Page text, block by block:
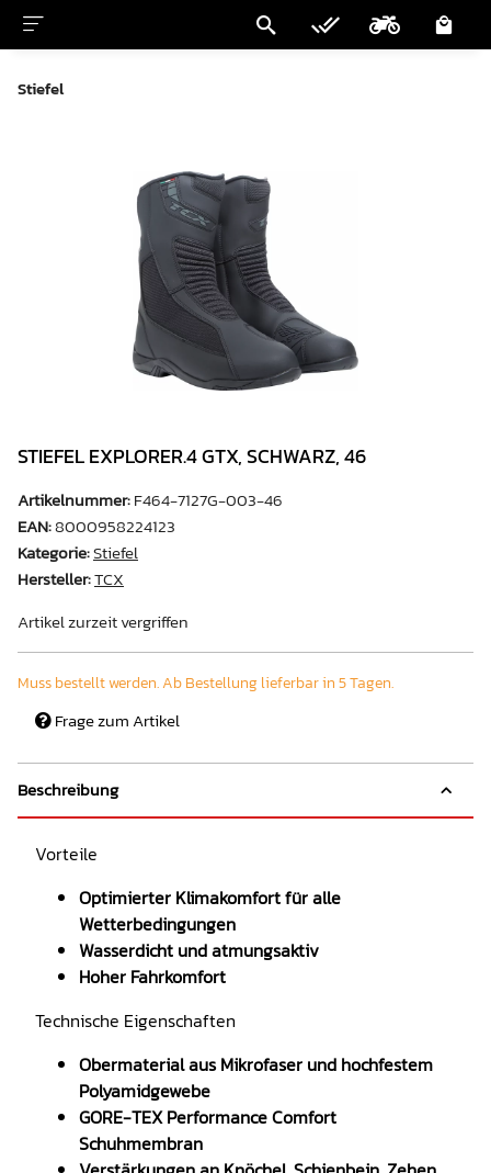
Stiefel
STIEFEL EXPLORER.4 GTX, SCHWARZ, 46
Artikelnummer:F464-7127G-003-46
EAN:8000958224123
Kategorie:Stiefel
Hersteller:TCX
Artikel zurzeit vergriffen
Muss bestellt werden. Ab Bestellung lieferbar in 5 Tagen.
Frage zum Artikel
Beschreibung
Vorteile
Optimierter Klimakomfort für alle
Wetterbedingungen
Wasserdicht und atmungsaktiv
Hoher Fahrkomfort
Technische Eigenschaften
Obermaterial aus Mikrofaser und hochfestem
Polyamidgewebe
GORE-TEX Performance Comfort
Schuhmembran